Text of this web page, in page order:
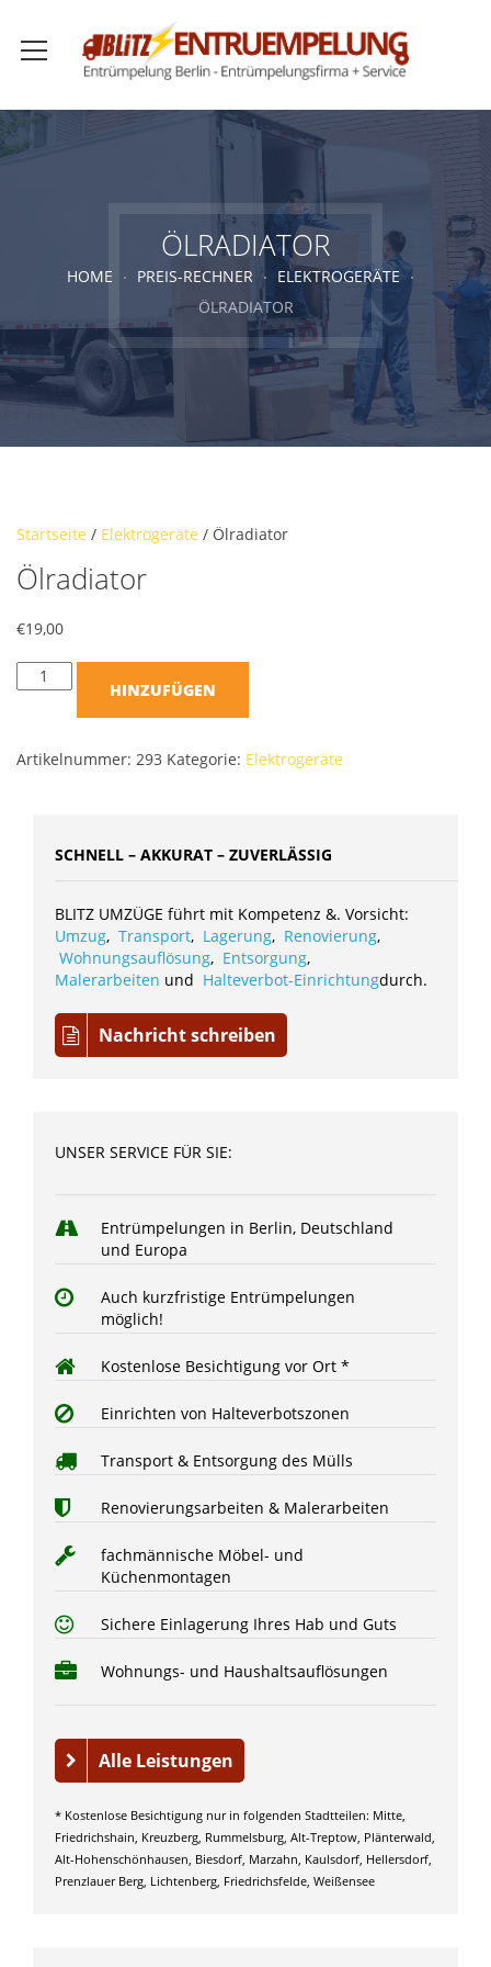
ÖLRADIATOR
HOME PREIS-RECHNER
ELEKTROGERÄTE
ÖLRADIATOR
Startseite / Elektrogeräte / Ölradiator
Ölradiator
€19,00
HINZUFÜGEN
Artikelnummer: 293 Kategorie: Elektrogeräte
SCHNELL – AKKURAT – ZUVERLÄSSIG
BLITZ UMZÜGE führt mit Kompetenz &. Vorsicht:
Umzug, Transport, Lagerung, Renovierung,
Wohnungsauflösung, Entsorgung,
Malerarbeiten und Halteverbot-Einrichtungdurch.
Nachricht schreiben
UNSER SERVICE FÜR SIE:
Entrümpelungen in Berlin, Deutschland
und Europa
Auch kurzfristige Entrümpelungen
möglich!
Kostenlose Besichtigung vor Ort *
Einrichten von Halteverbotszonen
Transport & Entsorgung des Mülls
Renovierungsarbeiten & Malerarbeiten
fachmännische Möbel- und
Küchenmontagen
Sichere Einlagerung Ihres Hab und Guts
Wohnungs- und Haushaltsauflösungen
Alle Leistungen
* Kostenlose Besichtigung nur in folgenden Stadtteilen: Mitte,
Friedrichshain, Kreuzberg, Rummelsburg, Alt-Treptow, Plänterwald,
Alt-Hohenschönhausen, Biesdorf, Marzahn, Kaulsdorf, Hellersdorf,
Prenzlauer Berg, Lichtenberg, Friedrichsfelde, Weißensee